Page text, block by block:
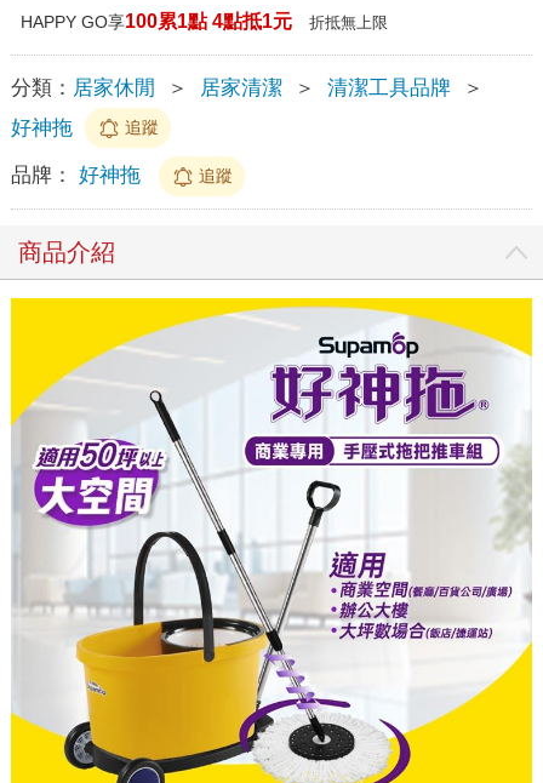
HAPPY GO享100累1點 4點抵1元 折抵無上限
分類： 居家休閒 ＞ 居家清潔 ＞ 清潔工具品牌
＞
好神拖
追蹤
品牌： 好神拖 追蹤
商品介紹